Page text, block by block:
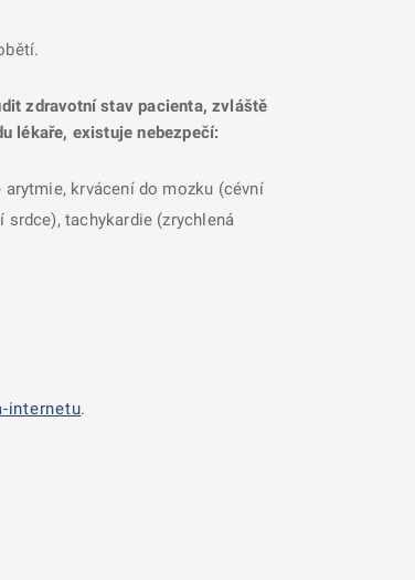
zdravotní stav pacienta, zvláště
lékaře, existuje nebezpečí:
krvácení do mozku (cévní
tachykardie (zrychlená
internetu.